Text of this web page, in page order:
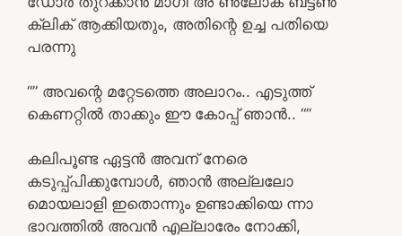
ക്ലിക് ആക്കിയതും, അതിന്റെ ഉച്ച പതിയെ
പരന്നു
“” അവന്റെ മറ്റേടത്തെ അലാറം.. എടുത്ത്
കെണറ്റിൽ താക്കും ഈ കോപ്പ് ഞാൻ.. “”
കലിപൂണ്ട ഏട്ടൻ അവന് നേരെ
കടുപ്പ്പിക്കുമ്പോൾ, ഞാൻ അല്ലലോ
മൊയലാളി ഇതൊന്നും ഉണ്ടാക്കിയെ ന്നാ
ഭാവത്തിൽ അവൻ എല്ലാരേം നോക്കി,